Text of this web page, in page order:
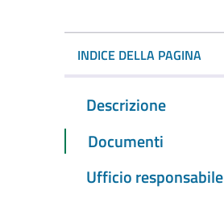
INDICE DELLA PAGINA
Descrizione
Documenti
Ufficio responsabile